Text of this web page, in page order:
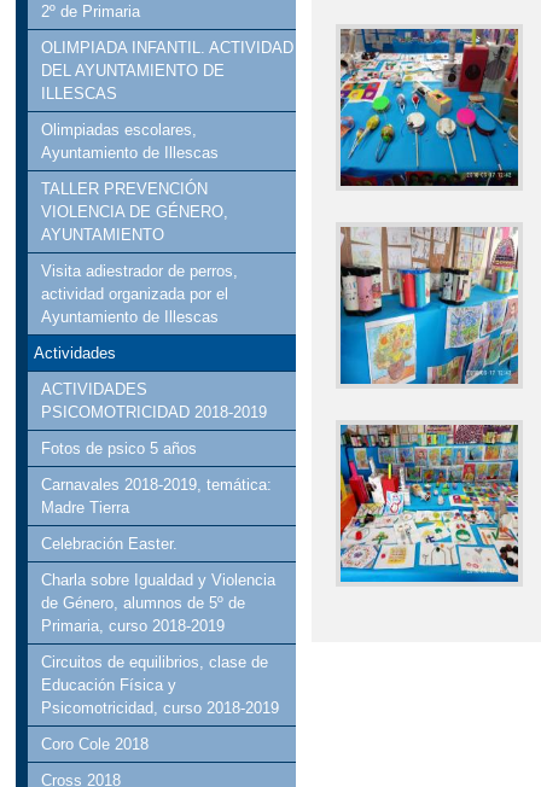
2º de Primaria
OLIMPIADA INFANTIL. ACTIVIDAD
DEL AYUNTAMIENTO DE
ILLESCAS
Olimpiadas escolares,
Ayuntamiento de Illescas
TALLER PREVENCIÓN
VIOLENCIA DE GÉNERO,
AYUNTAMIENTO
Visita adiestrador de perros,
actividad organizada por el
Ayuntamiento de Illescas
Actividades
ACTIVIDADES
PSICOMOTRICIDAD 2018-2019
Fotos de psico 5 años
Carnavales 2018-2019, temática:
Madre Tierra
Celebración Easter.
Charla sobre Igualdad y Violencia
de Género, alumnos de 5º de
Primaria, curso 2018-2019
Circuitos de equilibrios, clase de
Educación Física y
Psicomotricidad, curso 2018-2019
Coro Cole 2018
Cross 2018